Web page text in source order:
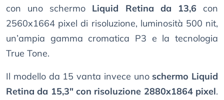
con uno schermo Liquid Retina da 13,6 con
2560x1664 pixel di risoluzione, luminosità 500 nit,
un’ampia gamma cromatica P3 e la tecnologia
True Tone.
Il modello da 15 vanta invece uno schermo Liquid
Retina da 15,3" con risoluzione 2880x1864 pixel.